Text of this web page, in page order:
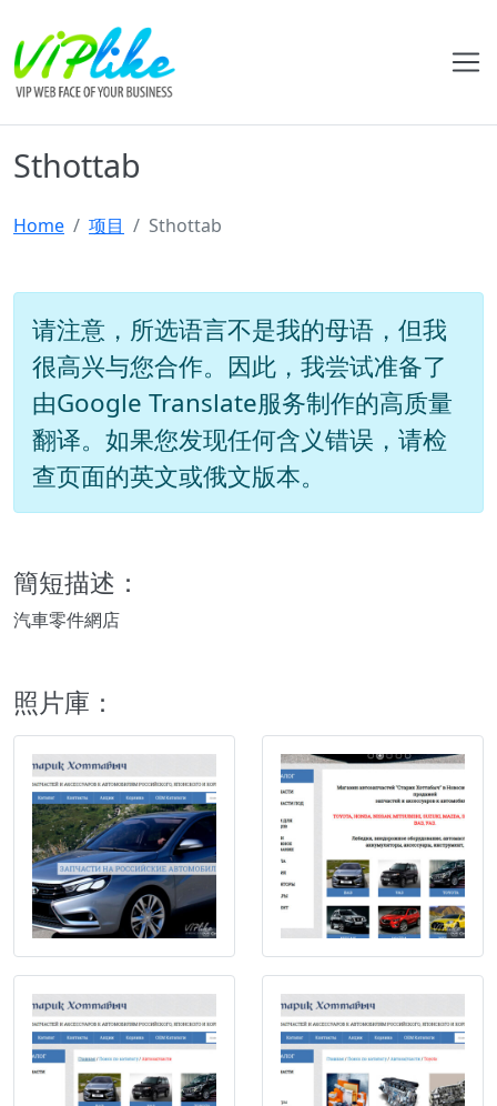
Sthottab
Home 项目 Sthottab
请注意，所选语言不是我的母语，但我
很高兴与您合作。因此，我尝试准备了
由Google Translate服务制作的高质量
翻译。如果您发现任何含义错误，请检
查页面的英文或俄文版本。
簡短描述：
汽車零件網店
照片庫：